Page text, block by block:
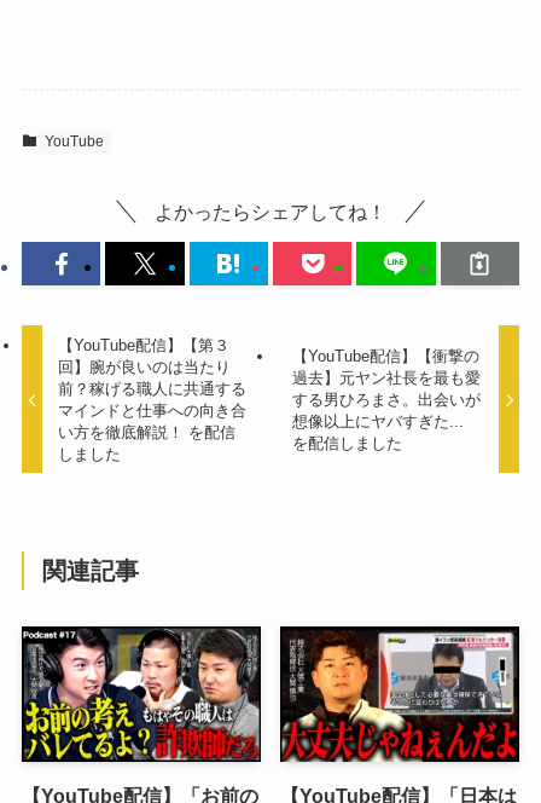
e
b
k
YouTube
よかったらシェアしてね！
【YouTube配信】【第３
回】腕が良いのは当たり
前？稼げる職人に共通する
マインドと仕事への向き合
い方を徹底解説！ を配信
しました
【YouTube配信】【衝撃の
過去】元ヤン社長を最も愛
する男ひろまさ。出会いが
想像以上にヤバすぎた...
を配信しました
関連記事
【YouTube配信】「お前の 【YouTube配信】「日本は